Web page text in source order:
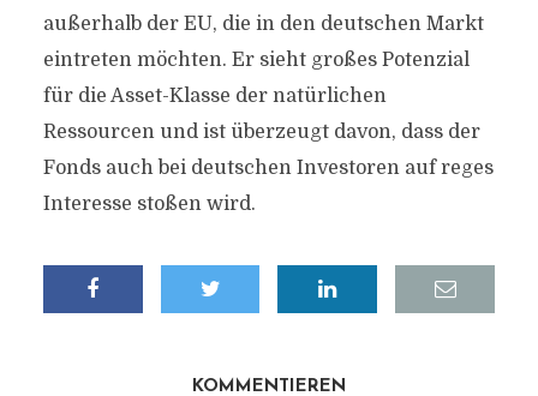
außerhalb der EU, die in den deutschen Markt
eintreten möchten. Er sieht großes Potenzial
für die Asset-Klasse der natürlichen
Ressourcen und ist überzeugt davon, dass der
Fonds auch bei deutschen Investoren auf reges
Interesse stoßen wird.
KOMMENTIEREN